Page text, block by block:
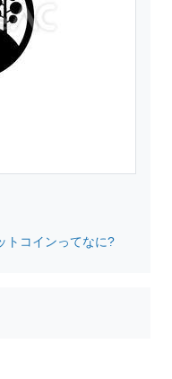
トコインってなに?